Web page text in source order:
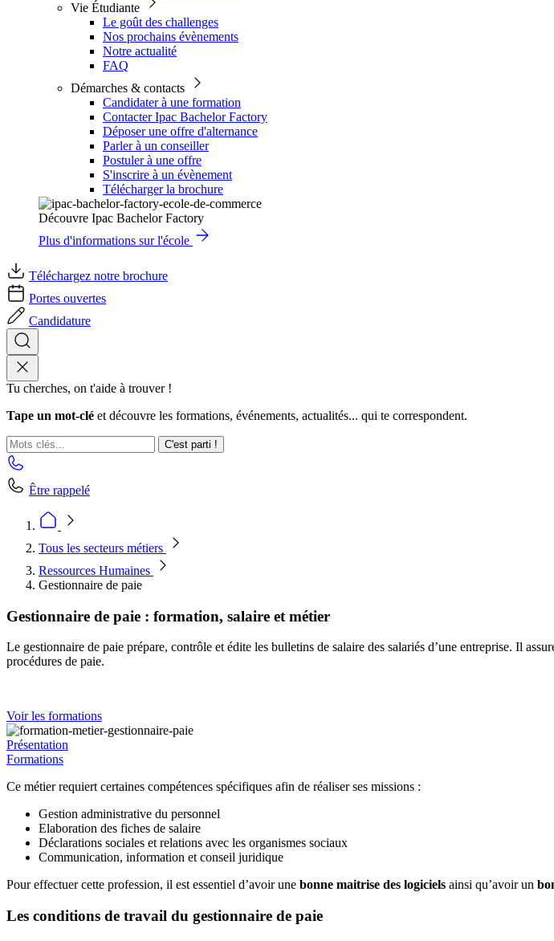
Vie Étudiante
Le goût des challenges
Nos prochains évènements
Notre actualité
FAQ
Démarches & contacts
Candidater à une formation
Contacter Ipac Bachelor Factory
Déposer une offre d'alternance
Parler à un conseiller
Postuler à une offre
S'inscrire à un évènement
Télécharger la brochure
Découvre Ipac Bachelor Factory
Plus d'informations sur l'école
Téléchargez notre brochure
Portes ouvertes
Candidature
Tu cherches, on t'aide à trouver !
Tape un mot-clé et découvre les formations, événements, actualités... qui te correspondent.
C'est parti !
Être rappelé
Tous les secteurs métiers
Ressources Humaines
Gestionnaire de paie
Gestionnaire de paie : formation, salaire et métier
Le gestionnaire de paie prépare, contrôle et édite les bulletins de salaire des salariés d’une entreprise. Il
procédures de paie.
Voir les formations
Présentation
Formations
Ce métier requiert certaines compétences spécifiques afin de réaliser ses missions :
Gestion administrative du personnel
Elaboration des fiches de salaire
Déclarations sociales et relations avec les organismes sociaux
Communication, information et conseil juridique
Pour effectuer cette profession, il est essentiel d’avoir une bonne maitrise des logiciels ainsi qu’avoir un
Les conditions de travail du gestionnaire de paie